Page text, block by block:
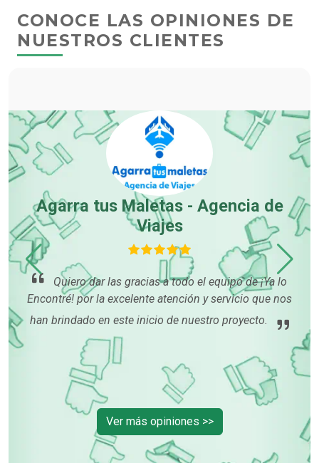
CONOCE LAS OPINIONES DE
NUESTROS CLIENTES
Agarra tus Maletas - Agencia de
Viajes
Quiero dar las gracias a todo el equipo de ¡Ya lo
Encontré! por la excelente atención y servicio que nos
han brindado en este inicio de nuestro proyecto.
Ver más opiniones >>